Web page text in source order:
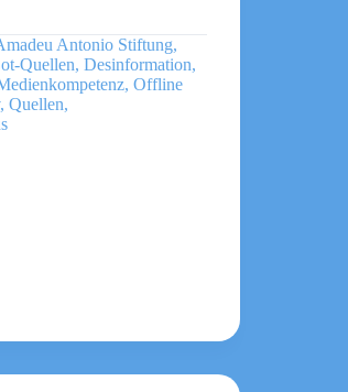
Antonio Stiftung,
Quellen,Desinformation,
,Offline
,Quellen,